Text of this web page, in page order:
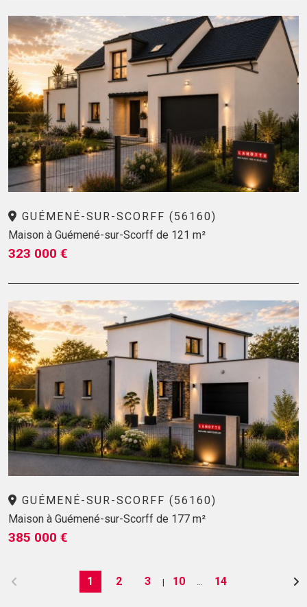
GUÉMENÉ-SUR-SCORFF (56160)
Maison à Guémené-sur-Scorff de 121 m²
323 000 €
GUÉMENÉ-SUR-SCORFF (56160)
Maison à Guémené-sur-Scorff de 177 m²
385 000 €
1 2 3 | 10 14